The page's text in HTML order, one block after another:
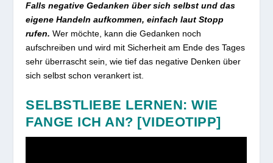
Falls negative Gedanken über sich selbst und das
eigene Handeln aufkommen, einfach laut Stopp
rufen. Wer möchte, kann die Gedanken noch
aufschreiben und wird mit Sicherheit am Ende des Tages
sehr überrascht sein, wie tief das negative Denken über
sich selbst schon verankert ist.
SELBSTLIEBE LERNEN: WIE
FANGE ICH AN? [VIDEOTIPP]